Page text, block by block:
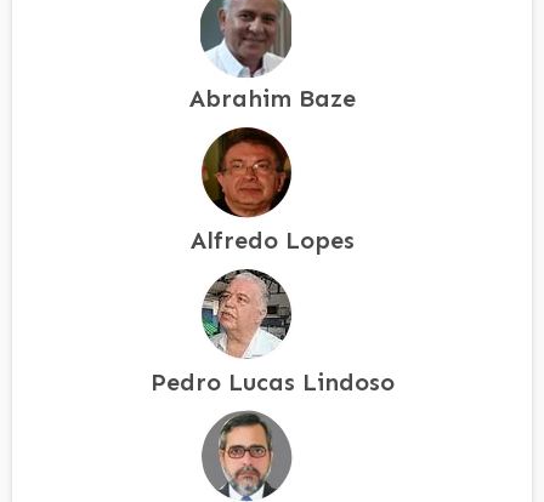
Abrahim Baze
Alfredo Lopes
Pedro Lucas Lindoso